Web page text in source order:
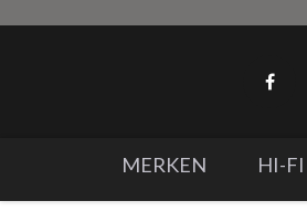
MERKEN HI-FI